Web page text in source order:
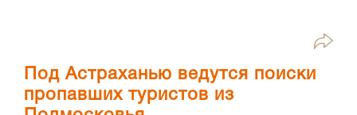
Под Астраханью ведутся поиски
пропавших туристов из